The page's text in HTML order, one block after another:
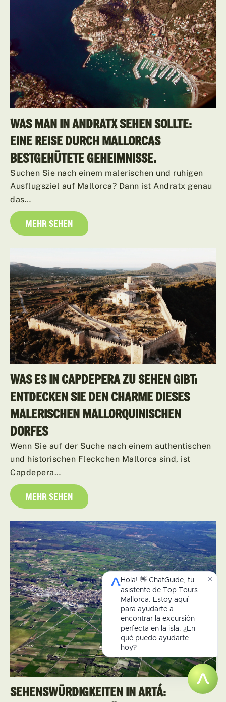
WAS MAN IN ANDRATX SEHEN SOLLTE:
EINE REISE DURCH MALLORCAS
BESTGEHÜTETE GEHEIMNISSE.
Suchen Sie nach einem malerischen und ruhigen
Ausflugsziel auf Mallorca? Dann ist Andratx genau
das…
MEHR SEHEN
WAS ES IN CAPDEPERA ZU SEHEN GIBT:
ENTDECKEN SIE DEN CHARME DIESES
MALERISCHEN MALLORQUINISCHEN
DORFES
Wenn Sie auf der Suche nach einem authentischen
und historischen Fleckchen Mallorca sind, ist
Capdepera…
MEHR SEHEN
SEHENSWÜRDIGKEITEN IN ARTÁ: